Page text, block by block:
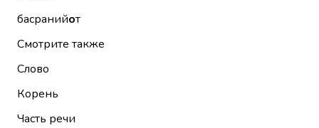
басранийот
Смотрите также
Слово
Корень
Часть речи